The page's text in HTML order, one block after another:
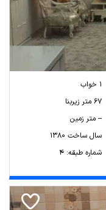
1 خواب
67 متر زیربنا
-- متر زمین
سال ساخت 1380
شماره طبقه: 4